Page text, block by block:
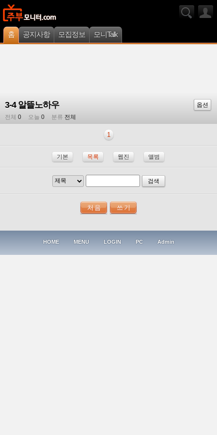
홈 공지사항 모집정보 모니Talk
3-4 알뜰노하우
옵션
전체 0 오늘 0 분류 전체
1
기본 목록 웹진 앨범
검색
HOME MENU LOGIN PC Admin